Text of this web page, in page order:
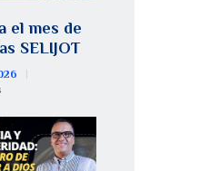
el mes de
SELIJOT